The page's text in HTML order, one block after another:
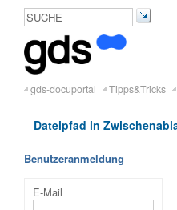
gds-docuportal Tipps&Tricks
Dateipfad in
Benutzeranmeldung
E-Mail